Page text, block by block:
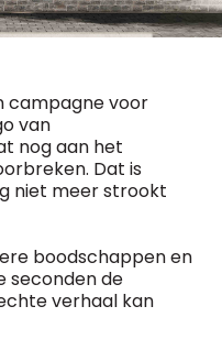
campagne voor
van
nog aan het
Dat is
niet meer strookt
boodschappen en
seconden de
verhaal kan
Freemium
access
MM e - News
MM Brunch
Research
MM Blue
MM Magazine